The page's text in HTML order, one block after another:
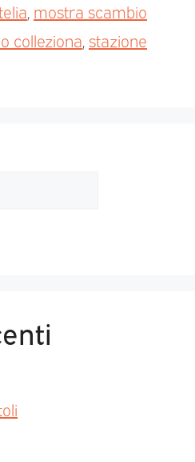
, mostra scambio
colleziona,stazione